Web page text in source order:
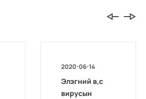
2020-06-14
Элэгний в,с
вирусын